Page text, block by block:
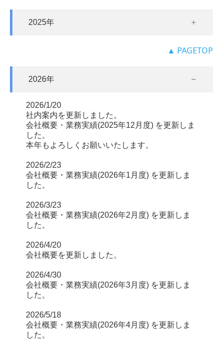
2025年
▲ PAGETOP
2026年
2026/1/20
社内案内を更新しました。
会社概要・業務実績(2025年12月度) を更新しま
した。
本年もよろしくお願いいたします。
2026/2/23
会社概要・業務実績(2026年1月度) を更新しま
した。
2026/3/23
会社概要・業務実績(2026年2月度) を更新しま
した。
2026/4/20
会社概要を更新しました。
2026/4/30
会社概要・業務実績(2026年3月度) を更新しま
した。
2026/5/18
会社概要・業務実績(2026年4月度) を更新しま
した。